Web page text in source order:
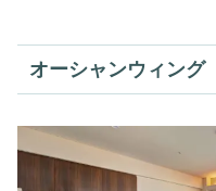
オーシャンウィン